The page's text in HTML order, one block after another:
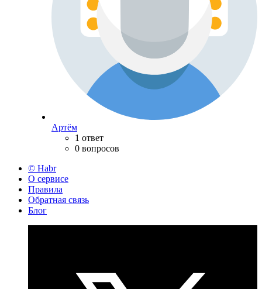
Артём
1 ответ
0 вопросов
© Habr
О сервисе
Правила
Обратная связь
Блог